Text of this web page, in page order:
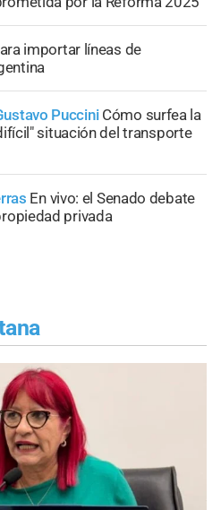
importar líneas de
Puccini Cómo surfea la
situación del transporte
En vivo: el Senado debate
privada